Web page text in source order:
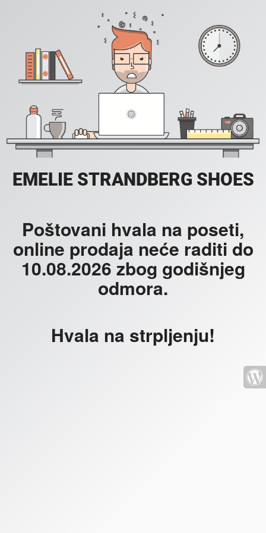
EMELIE STRANDBERG SHOES
Poštovani hvala na poseti,
online prodaja neće raditi do
10.08.2026 zbog godišnjeg
odmora.
Hvala na strpljenju!